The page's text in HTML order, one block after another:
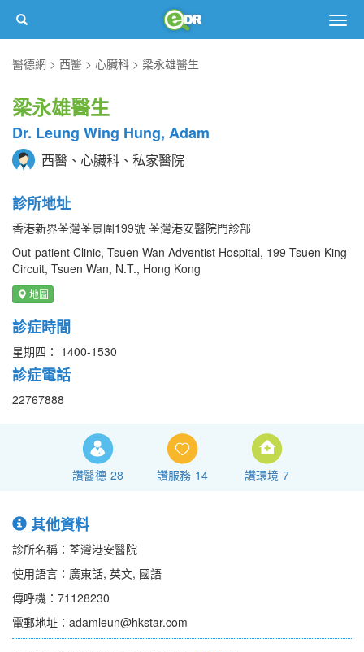
醫德網
西醫 心臟科 梁永雄醫生
梁永雄醫生
Dr. Leung Wing Hung, Adam
西醫、心臟科、私家醫院
診所地址
香港新界荃灣荃景圍199號 荃灣港安醫院門診部
Out-patient Clinic, Tsuen Wan Adventist Hospital, 199 Tsuen King
Circuit, Tsuen Wan, N.T., Hong Kong
地圖
診症時間
星期四： 1400-1530
診症電話
22767888
讚醫德 28 讚服務 14 讚環境 7
其他資料
診所名稱：荃灣港安醫院
使用語言：廣東話, 英文, 國語
傳呼機：71128230
電郵地址：adamleun@hkstar.com